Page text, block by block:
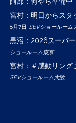
宮村：明日からスタ
8月7日 SEVショールーム
黒沼：2026スーパ
ショールーム東京
宮村：＃感動リング
SEVショールーム大阪